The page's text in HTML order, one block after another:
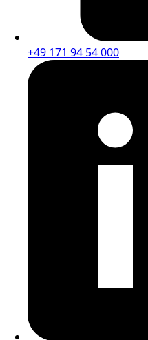
+49 171 94 54 000